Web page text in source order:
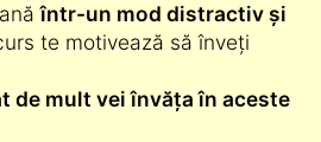
într-un mod distractiv și
te motivează să înveți
de mult vei învăța în aceste